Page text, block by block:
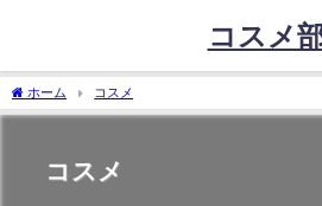
コスメ
ホーム コスメ
コスメ